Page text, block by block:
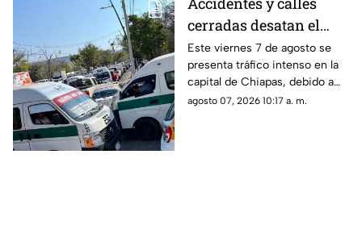
cerradas desatan el
tráfico en Tuxtla
Gutiérrez este viernes
Este viernes 7 de agosto se
presenta tráfico intenso en la
capital de Chiapas, debido a
accidentes, calles cerradas y
agosto 07, 2026 10:17 a. m.